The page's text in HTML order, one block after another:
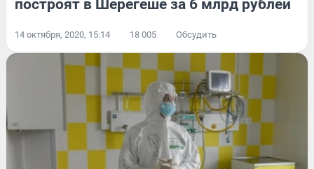
построят в Шерегеше за 6 млрд рублей
14 октября, 2020, 15:14 18 005 Обсудить